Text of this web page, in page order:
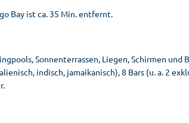
Bay ist ca. 35 Min. entfernt.
Sonnenterrassen, Liegen, Schirmen und
indisch, jamaikanisch), 8 Bars (u. a. 2